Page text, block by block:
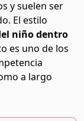
y suelen ser
El estilo
niño dentro
es uno de los
a largo